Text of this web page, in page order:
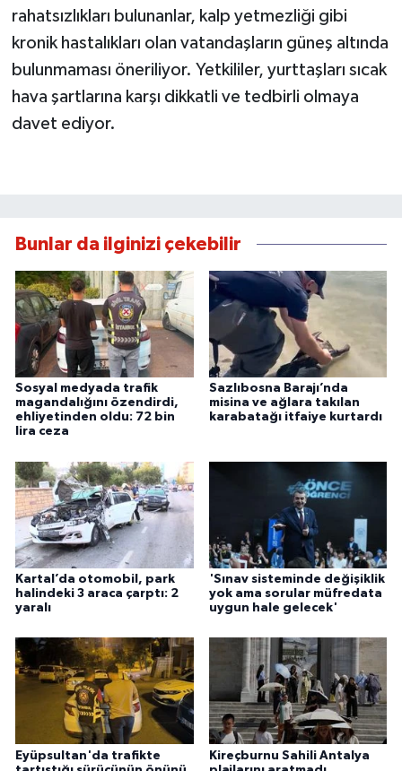
rahatsızlıkları bulunanlar, kalp yetmezliği gibi
kronik hastalıkları olan vatandaşların güneş altında
bulunmaması öneriliyor. Yetkililer, yurttaşları sıcak
hava şartlarına karşı dikkatli ve tedbirli olmaya
davet ediyor.
Bunlar da ilginizi çekebilir
Sosyal medyada trafik
magandalığını özendirdi,
ehliyetinden oldu: 72 bin
lira ceza
Sazlıbosna Barajı’nda
misina ve ağlara takılan
karabatağı itfaiye kurtardı
Kartal’da otomobil, park
halindeki 3 araca çarptı: 2
yaralı
'Sınav sisteminde değişiklik
yok ama sorular müfredata
uygun hale gelecek'
Eyüpsultan'da trafikte
Kireçburnu Sahili Antalya